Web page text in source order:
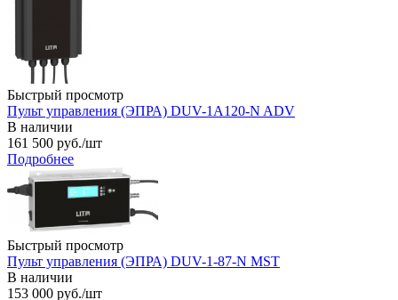
Быстрый просмотр
Пульт управления (ЭПРА) DUV-1A120-N ADV
В наличии
161 500 руб./шт
Подробнее
Быстрый просмотр
Пульт управления (ЭПРА) DUV-1-87-N MST
В наличии
153 000 руб./шт